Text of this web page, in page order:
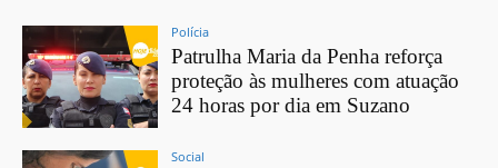
Polícia
Patrulha Maria da Penha reforça
proteção às mulheres com atuação
24 horas por dia em Suzano
Social